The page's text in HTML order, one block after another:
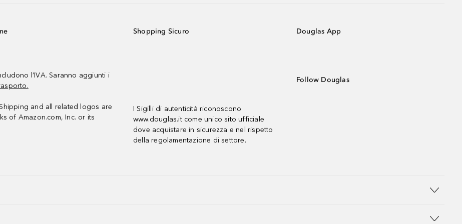
l’IVA. Saranno aggiunti i
and all related logos are
of Amazon.com, Inc. or its
Shopping Sicuro
I Sigilli di autenticità riconoscono
www.douglas.it come unico sito ufficiale
dove acquistare in sicurezza e nel rispetto
della regolamentazione di settore.
Douglas App
Follow Douglas